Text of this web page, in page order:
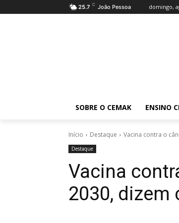
25.7 C João Pessoa domingo,
SOBRE O CEMAK ENSINO
Início Destaque Vacina contra o
Destaque
Vacina
2030, dizem